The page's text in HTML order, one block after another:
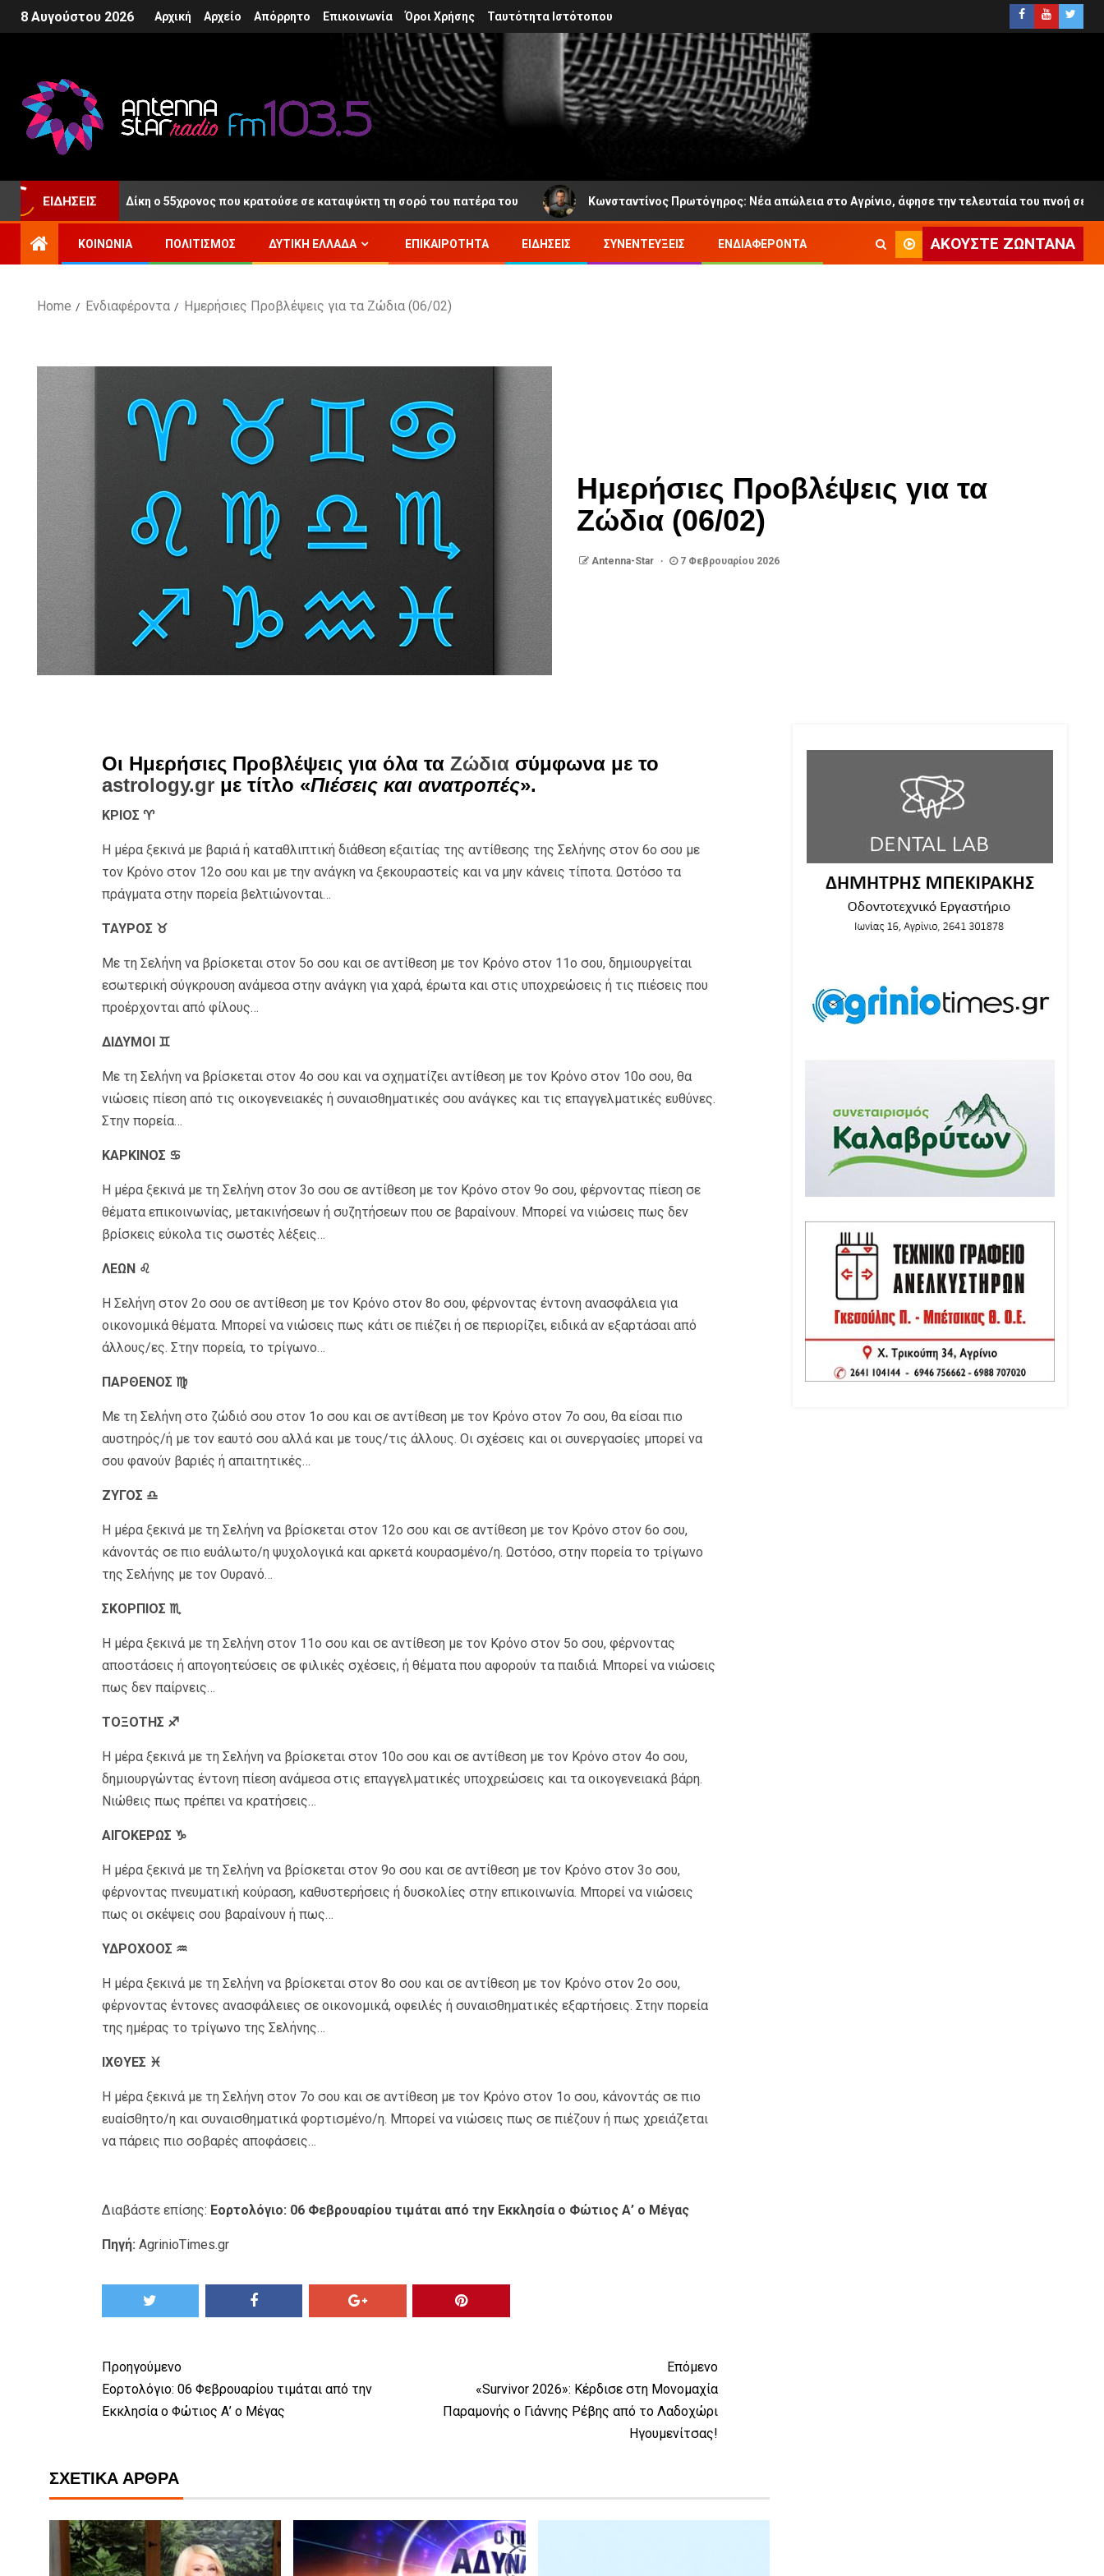
8 Αυγούστου 2026 Αρχική Αρχείο Απόρρητο Επικοινωνία Όροι Χρήσης Ταυτότητα Ιστότοπου
ΕΙΔΉΣΕΙΣ
μετά τη Δίκη ο 55χρονος που κρατούσε σε καταψύκτη τη σορό του πατέρα του Κωνσταντίνος Πρωτόγηρος: Νέα απώλεια στο Αγρίνιο, άφησε την τελευταία του πνοή σε ηλικία 65
ΚΟΙΝΩΝΊΑ ΠΟΛΙΤΙΣΜΌΣ ΔΥΤΙΚΉ ΕΛΛΆΔΑ ΕΠΙΚΑΙΡΌΤΗΤΑ ΕΙΔΉΣΕΙΣ ΣΥΝΕΝΤΕΎΞΕΙΣ ΕΝΔΙΑΦΈΡΟΝΤΑ ΑΚΟΎΣΤΕ ΖΩΝΤΑΝΆ
Home Ενδιαφέροντα Ημερήσιες Προβλέψεις για τα Ζώδια (06/02)
Ημερήσιες Προβλέψεις για τα
Ζώδια (06/02)
Antenna-Star 7 Φεβρουαρίου 2026
Οι Ημερήσιες Προβλέψεις για όλα τα Ζώδιασύμφωνα με το
astrology.grμε τίτλο «Πιέσεις και ανατροπές».
ΚΡΙΟΣ ♈
Η μέρα ξεκινά με βαριά ή καταθλιπτική διάθεση εξαιτίας της αντίθεσης της Σελήνης στον 6ο σου με
τον Κρόνο στον 12ο σου και με την ανάγκη να ξεκουραστείς και να μην κάνεις τίποτα. Ωστόσο τα
πράγματα στην πορεία βελτιώνονται…
ΤΑΥΡΟΣ ♉
Με τη Σελήνη να βρίσκεται στον 5ο σου και σε αντίθεση με τον Κρόνο στον 11ο σου, δημιουργείται
εσωτερική σύγκρουση ανάμεσα στην ανάγκη για χαρά, έρωτα και στις υποχρεώσεις ή τις πιέσεις που
προέρχονται από φίλους…
ΔΙΔΥΜΟΙ ♊
Με τη Σελήνη να βρίσκεται στον 4ο σου και να σχηματίζει αντίθεση με τον Κρόνο στον 10ο σου, θα
νιώσεις πίεση από τις οικογενειακές ή συναισθηματικές σου ανάγκες και τις επαγγελματικές ευθύνες.
Στην πορεία…
ΚΑΡΚΙΝΟΣ ♋
Η μέρα ξεκινά με τη Σελήνη στον 3ο σου σε αντίθεση με τον Κρόνο στον 9ο σου, φέρνοντας πίεση σε
θέματα επικοινωνίας, μετακινήσεων ή συζητήσεων που σε βαραίνουν. Μπορεί να νιώσεις πως δεν
βρίσκεις εύκολα τις σωστές λέξεις…
ΛΕΩΝ ♌
Η Σελήνη στον 2ο σου σε αντίθεση με τον Κρόνο στον 8ο σου, φέρνοντας έντονη ανασφάλεια για
οικονομικά θέματα. Μπορεί να νιώσεις πως κάτι σε πιέζει ή σε περιορίζει, ειδικά αν εξαρτάσαι από
άλλους/ες. Στην πορεία, το τρίγωνο…
ΠΑΡΘΕΝΟΣ ♍
Με τη Σελήνη στο ζώδιό σου στον 1ο σου και σε αντίθεση με τον Κρόνο στον 7ο σου, θα είσαι πιο
αυστηρός/ή με τον εαυτό σου αλλά και με τους/τις άλλους. Οι σχέσεις και οι συνεργασίες μπορεί να
σου φανούν βαριές ή απαιτητικές…
ΖΥΓΟΣ ♎
Η μέρα ξεκινά με τη Σελήνη να βρίσκεται στον 12ο σου και σε αντίθεση με τον Κρόνο στον 6ο σου,
κάνοντάς σε πιο ευάλωτο/η ψυχολογικά και αρκετά κουρασμένο/η. Ωστόσο, στην πορεία το τρίγωνο
της Σελήνης με τον Ουρανό…
ΣΚΟΡΠΙΟΣ ♏
Η μέρα ξεκινά με τη Σελήνη στον 11ο σου και σε αντίθεση με τον Κρόνο στον 5ο σου, φέρνοντας
αποστάσεις ή απογοητεύσεις σε φιλικές σχέσεις, ή θέματα που αφορούν τα παιδιά. Μπορεί να νιώσεις
πως δεν παίρνεις…
ΤΟΞΟΤΗΣ ♐
Η μέρα ξεκινά με τη Σελήνη να βρίσκεται στον 10ο σου και σε αντίθεση με τον Κρόνο στον 4ο σου,
δημιουργώντας έντονη πίεση ανάμεσα στις επαγγελματικές υποχρεώσεις και τα οικογενειακά βάρη.
Νιώθεις πως πρέπει να κρατήσεις…
ΑΙΓΟΚΕΡΩΣ ♑
Η μέρα ξεκινά με τη Σελήνη να βρίσκεται στον 9ο σου και σε αντίθεση με τον Κρόνο στον 3ο σου,
φέρνοντας πνευματική κούραση, καθυστερήσεις ή δυσκολίες στην επικοινωνία. Μπορεί να νιώσεις
πως οι σκέψεις σου βαραίνουν ή πως…
ΥΔΡΟΧΟΟΣ ♒
Η μέρα ξεκινά με τη Σελήνη να βρίσκεται στον 8ο σου και σε αντίθεση με τον Κρόνο στον 2ο σου,
φέρνοντας έντονες ανασφάλειες σε οικονομικά, οφειλές ή συναισθηματικές εξαρτήσεις. Στην πορεία
της ημέρας το τρίγωνο της Σελήνης…
ΙΧΘΥΕΣ ♓
Η μέρα ξεκινά με τη Σελήνη στον 7ο σου και σε αντίθεση με τον Κρόνο στον 1ο σου, κάνοντάς σε πιο
ευαίσθητο/η και συναισθηματικά φορτισμένο/η. Μπορεί να νιώσεις πως σε πιέζουν ή πως χρειάζεται
να πάρεις πιο σοβαρές αποφάσεις…
Διαβάστε επίσης: Εορτολόγιο: 06 Φεβρουαρίου τιμάται από την Εκκλησία ο Φώτιος Α’ ο Μέγας
Πηγή: AgrinioTimes.gr
Προηγούμενο
Εορτολόγιο: 06 Φεβρουαρίου τιμάται από την
Εκκλησία ο Φώτιος Α’ ο Μέγας
Επόμενο
«Survivor 2026»: Κέρδισε στη Μονομαχία
Παραμονής ο Γιάννης Ρέβης από το Λαδοχώρι
Ηγουμενίτσας!
ΣΧΕΤΙΚΆ ΆΡΘΡΑ